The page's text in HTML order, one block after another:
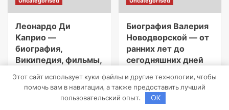
Леонардо Ди
Каприо —
биография,
Википедия, фильмы,
успеха
Биография Валерия
Новодворской — от
ранних лет до
сегодняшних дней
23 апреля 2021
Этот сайт использует куки-файлы и другие технологии, чтобы
помочь вам в навигации, а также предоставить лучший
пользовательский опыт.
OK